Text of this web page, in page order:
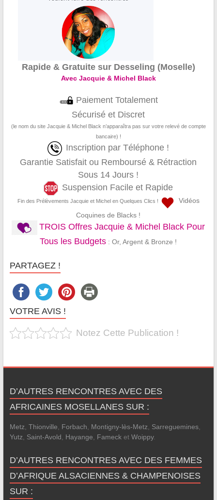
Rapide & Gratuite sur Desseling (Moselle)
Avec Jacquie & Michel Black
Paiement Totalement
Sécurisé et Discret
(le nom du site Jacquie & Michel Black n’apparaîtra pas sur votre relevé de compte
bancaire) !
Inscription par Téléphone !
Garantie Satisfait ou Remboursé & Rétraction
Sous 14 Jours !
Suspension Facile et Rapide
Fin des Prélèvements Jacquie et Michel en Quelques Clics !
Vidéos
Coquines de Blacks !
TROIS Offres Jacquie & Michel Black Pour
Tous les Budgets : Or, Argent & Bronze !
PARTAGEZ !
VOTRE AVIS !
Notez Cette Publication !
D’AUTRES RENCONTRES AVEC DES
AFRICAINES MOSELLANES SUR :
Metz, Thionville, Forbach, Montigny-lès-Metz, Sarreguemines,
Yutz, Saint-Avold, Hayange, Famecket Woippy.
D’AUTRES RENCONTRES AVEC DES FEMMES
D’AFRIQUE ALSACIENNES & CHAMPENOISES
SUR :